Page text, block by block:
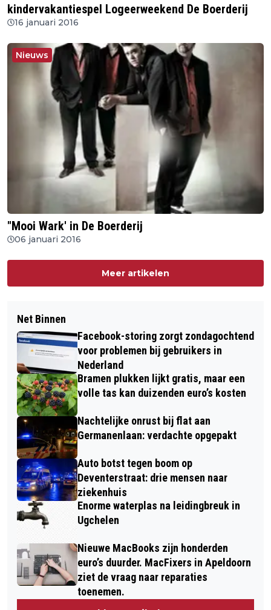
kindervakantiespel Logeerweekend De Boerderij
16 januari 2016
Nieuws
"Mooi Wark' in De Boerderij
06 januari 2016
Meer artikelen
Net Binnen
Facebook-storing zorgt zondagochtend
voor problemen bij gebruikers in
Nederland
Bramen plukken lijkt gratis, maar een
volle tas kan duizenden euro’s kosten
Nachtelijke onrust bij flat aan
Germanenlaan: verdachte opgepakt
Auto botst tegen boom op
Deventerstraat: drie mensen naar
ziekenhuis
Enorme waterplas na leidingbreuk in
Ugchelen
Nieuwe MacBooks zijn honderden
euro’s duurder. MacFixers in Apeldoorn
ziet de vraag naar reparaties
toenemen.